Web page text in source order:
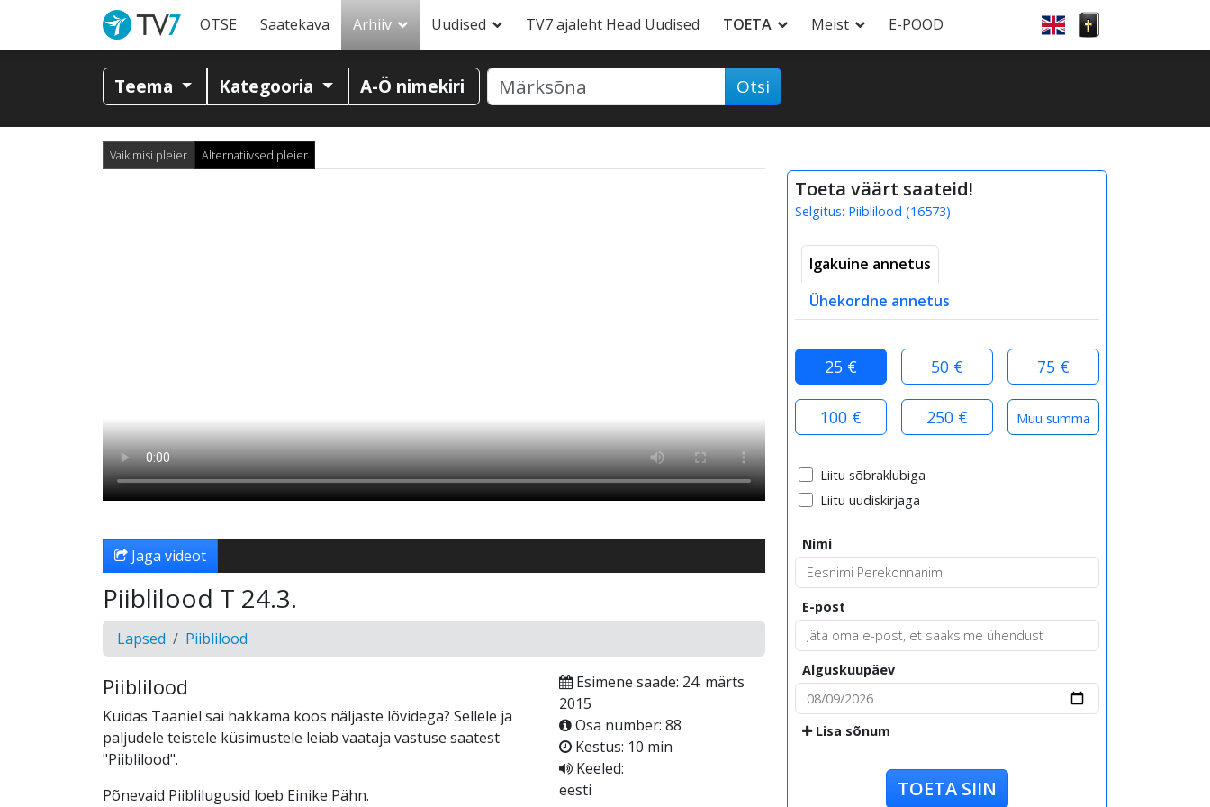
OTSE Saatekava Arhiiv Uudised TV7 ajaleht Head Uudised TOETA Meist E-POOD
Teema Kategooria A-Ö nimekiri Otsi
Vaikimisi pleier Alternatiivsed pleier
Jaga videot
Piiblilood T 24.3.
Lapsed Piiblilood
Piiblilood
Kuidas Taaniel sai hakkama koos näljaste lõvidega? Sellele ja
paljudele teistele küsimustele leiab vaataja vastuse saatest
"Piiblilood".
Põnevaid Piiblilugusid loeb Einike Pähn.
Esimene saade: 24. märts
2015
Osa number: 88
Kestus: 10 min
Keeled:
eesti
Toeta väärt saateid!
Selgitus: Piiblilood (16573)
Igakuine annetus
Ühekordne annetus
25 € 50 € 75 €
100 € 250 €
Liitu sõbraklubiga
Liitu uudiskirjaga
Nimi
E-post
Alguskuupäev
Lisa sõnum
TOETA SIIN